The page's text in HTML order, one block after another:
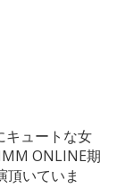
キュートな女
ONLINE期
頂いていま